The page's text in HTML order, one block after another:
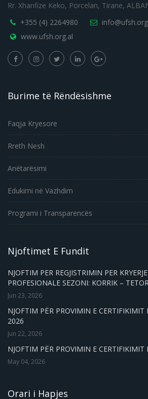
Rr. Xhanfize Keko, Porcelan, Tirane,
+355 (4) 2264980
www.ufsh.org.al
Burime të Rëndësishme
Faqja Kryesore
Rreth Nesh
Anëtarësimi
Edukimi në Vazhdim
Programi i Transparencës
Njoftimet E Fundit
NJOFTIM PER REGJISTRIMIN PER
PROFESIONALE SEZONI: KORRIK –
Jun 23, 2026
NJOFTIM PËR PROVIMIN E CERTIFIKIMIT
2026
Jun 22, 2026
NJOFTIM PËR PROVIMIN E
May 04, 2026
Orari i Hapjes